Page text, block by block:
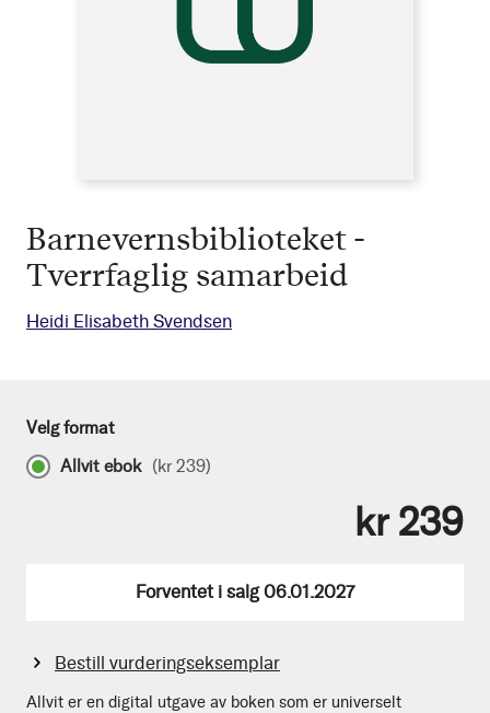
Barnevernsbiblioteket -
Tverrfaglig samarbeid
Heidi Elisabeth Svendsen
Velg format
Allvit ebok (kr 239)
kr 239
Forventet i salg 06.01.2027
Bestill vurderingseksemplar
Allvit er en digital utgave av boken som er universelt